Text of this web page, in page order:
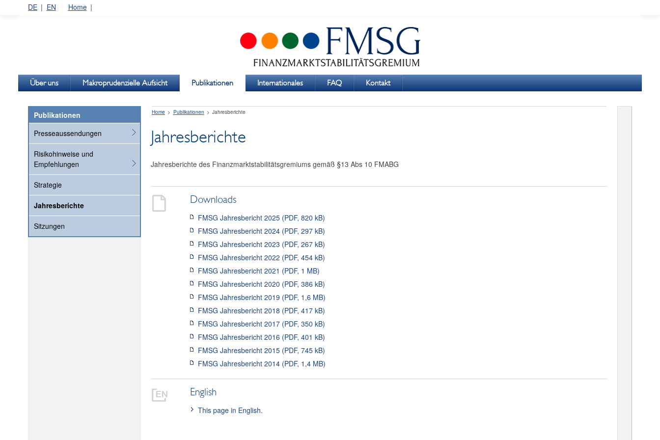
DE EN Home
Über uns Makroprudenzielle Aufsicht Publikationen Internationales FAQ Kontakt
Publikationen
Presseaussendungen
Risikohinweise und
Empfehlungen
Strategie
Jahresberichte
Sitzungen
Home Publikationen Jahresberichte
Jahresberichte
Jahresberichte des Finanzmarktstabilitätsgremiums gemäß §13 Abs 10 FMABG
Downloads
FMSG Jahresbericht 2025 (PDF, 820 kB)
FMSG Jahresbericht 2024 (PDF, 297 kB)
FMSG Jahresbericht 2023 (PDF, 267 kB)
FMSG Jahresbericht 2022 (PDF, 454 kB)
FMSG Jahresbericht 2021 (PDF, 1 MB)
FMSG Jahresbericht 2020 (PDF, 386 kB)
FMSG Jahresbericht 2019 (PDF, 1,6 MB)
FMSG Jahresbericht 2018 (PDF, 417 kB)
FMSG Jahresbericht 2017 (PDF, 350 kB)
FMSG Jahresbericht 2016 (PDF, 401 kB)
FMSG Jahresbericht 2015 (PDF, 745 kB)
FMSG Jahresbericht 2014 (PDF, 1,4 MB)
English
This page in English.